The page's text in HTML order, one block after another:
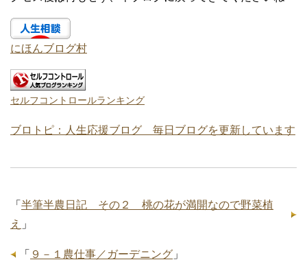
にほんブログ村
セルフコントロールランキング
ブロトピ：人生応援ブログ 毎日ブログを更新しています
「 半筆半農日記 その２ 桃の花が満開なので野菜植
え 」
「 ９－１農仕事／ガーデニング 」